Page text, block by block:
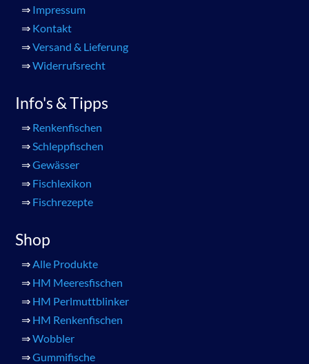
⇒ Impressum
⇒ Kontakt
⇒Versand & Lieferung
⇒Widerrufsrecht
Info's & Tipps
⇒ Renkenfischen
⇒Schleppfischen
⇒Gewässer
⇒ Fischlexikon
⇒ Fischrezepte
Shop
⇒Alle Produkte
⇒ HM Meeresfischen
⇒ HM Perlmuttblinker
⇒ HM Renkenfischen
⇒Wobbler
⇒Gummifische